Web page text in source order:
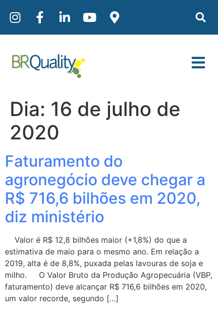
Dia: 16 de julho de
2020
Faturamento do
agronegócio deve chegar a
R$ 716,6 bilhões em 2020,
diz ministério
Valor é R$ 12,8 bilhões maior (+1,8%) do que a
estimativa de maio para o mesmo ano. Em relação a
2019, alta é de 8,8%, puxada pelas lavouras de soja e
milho. O Valor Bruto da Produção Agropecuária (VBP,
faturamento) deve alcançar R$ 716,6 bilhões em 2020,
um valor recorde, segundo […]